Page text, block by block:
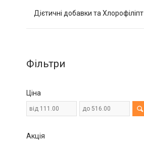
Дієтичні добавки та Хлорофіліпт
Фільтри
Ціна
Акція